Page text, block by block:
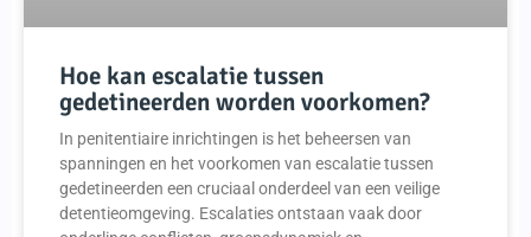
Hoe kan escalatie tussen
gedetineerden worden voorkomen?
In penitentiaire inrichtingen is het beheersen van
spanningen en het voorkomen van escalatie tussen
gedetineerden een cruciaal onderdeel van een veilige
detentieomgeving. Escalaties ontstaan vaak door